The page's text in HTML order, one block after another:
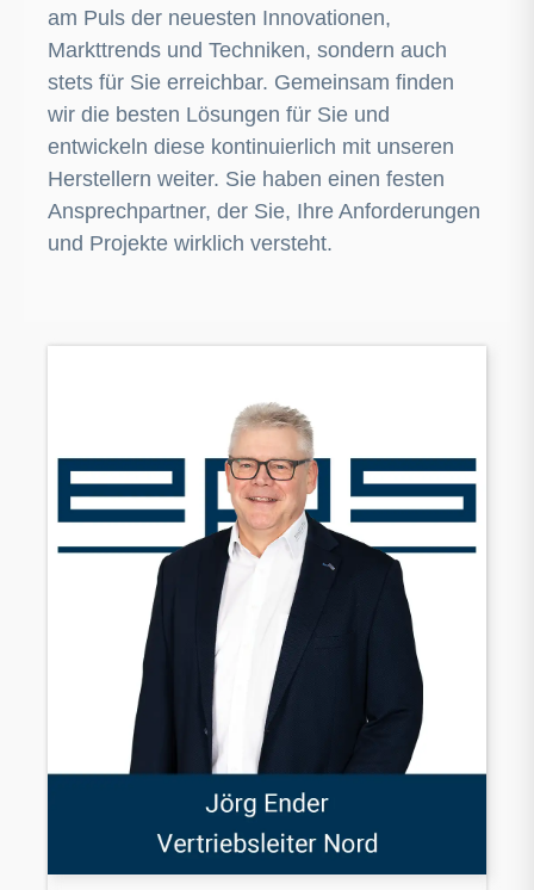
am Puls der neuesten Innovationen,
Markttrends und Techniken, sondern auch
stets für Sie erreichbar. Gemeinsam finden
wir die besten Lösungen für Sie und
entwickeln diese kontinuierlich mit unseren
Herstellern weiter. Sie haben einen festen
Ansprechpartner, der Sie, Ihre Anforderungen
und Projekte wirklich versteht.